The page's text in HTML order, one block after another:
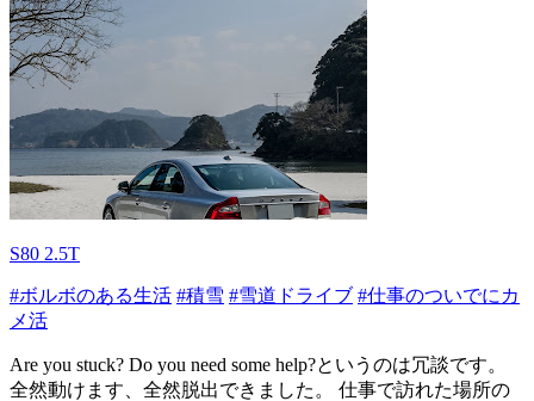
S80 2.5T
#ボルボのある生活 #積雪 #雪道ドライブ #仕事のついでにカ
メ活
Are you stuck? Do you need some help?というのは冗談です。
全然動けます、全然脱出できました。 仕事で訪れた場所の